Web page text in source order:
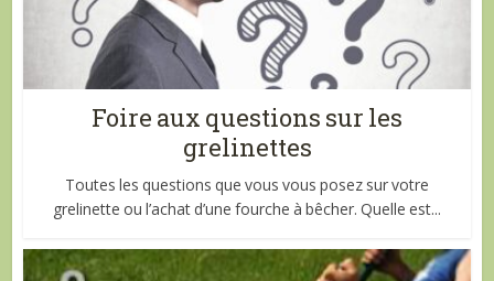
Foire aux questions sur les
grelinettes
Toutes les questions que vous vous posez sur votre
grelinette ou l’achat d’une fourche à bêcher. Quelle est...